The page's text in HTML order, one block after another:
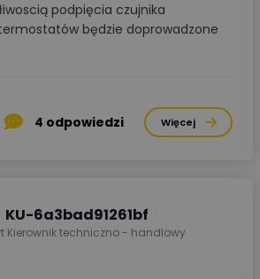
podpięcia czujnika
będzie doprowadzone
4 odpowiedzi Więcej
KU-6a3bad91261bf
Kierownik techniczno - handlowy